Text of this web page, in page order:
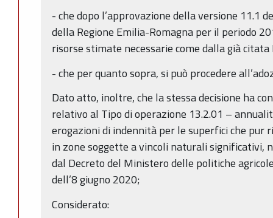
- che dopo l’approvazione della versione 11.1
della Regione Emilia-Romagna per il periodo
risorse stimate necessarie come dalla già citata
- che per quanto sopra, si può procedere
Dato atto, inoltre, che la stessa decisione ha
relativo al Tipo di operazione 13.2.01 –
erogazioni di indennità per le superfici che pur
in zone soggette a vincoli naturali significativi,
dal Decreto del Ministero delle politiche
dell’8 giugno 2020;
Considerato: